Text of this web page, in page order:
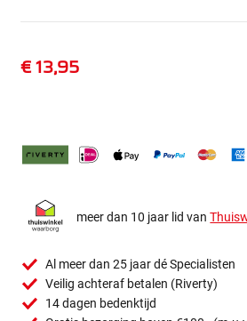
€ 13,95
meer dan 10 jaar lid van
Al meer dan 25 jaar dé Specialisten
Veilig achteraf betalen (Riverty)
14 dagen bedenktijd